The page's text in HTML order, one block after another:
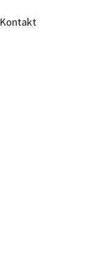
Kontakt